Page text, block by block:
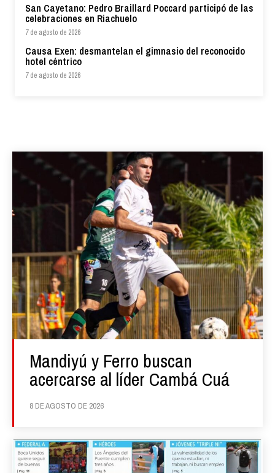
San Cayetano: Pedro Braillard Poccard participó de las
celebraciones en Riachuelo
7 de agosto de 2026
Causa Exen: desmantelan el gimnasio del reconocido
hotel céntrico
7 de agosto de 2026
Mandiyú y Ferro buscan
acercarse al líder Cambá Cuá
8 DE AGOSTO DE 2026